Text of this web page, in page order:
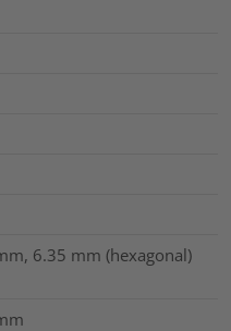
6.35 mm (hexagonal)